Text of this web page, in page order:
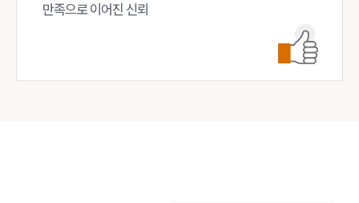
만족으로 이어진 신뢰